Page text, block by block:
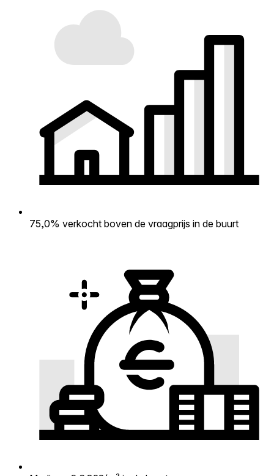
75,0% verkocht boven de vraagprijs in de buurt